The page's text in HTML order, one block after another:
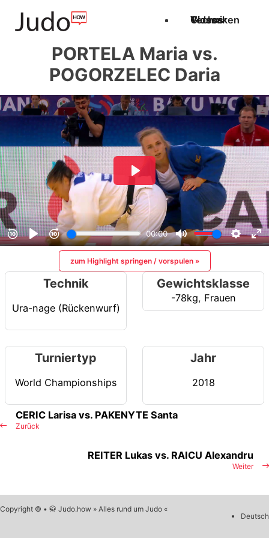
Techniken
Videos
Glossar
PORTELA Maria vs.
POGORZELEC Daria
zum Highlight springen / vorspulen »
Technik
Ura-nage (Rückenwurf)
Gewichtsklasse
-78kg, Frauen
Turniertyp
World Championships
Jahr
2018
Zurück
CERIC Larisa vs. PAKENYTE Santa
Weiter
REITER Lukas vs. RAICU Alexandru
Copyright © • 🥋 Judo.how » Alles rund um Judo «
Deutsch